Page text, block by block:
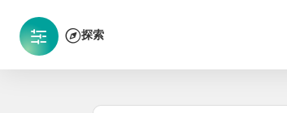
探索